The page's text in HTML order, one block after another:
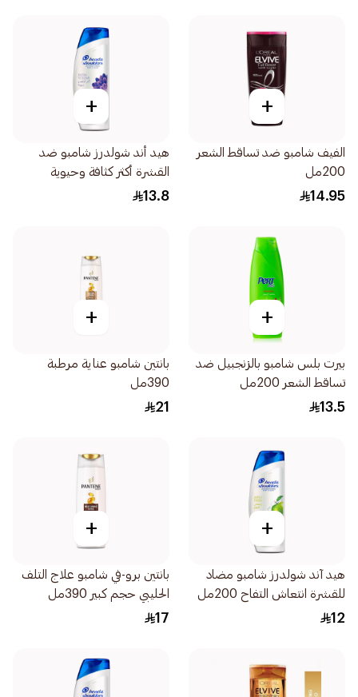
+
الفيف شامبو ضد تساقط الشعر
200مل
14.95
+
هيد أند شولدرز شامبو ضد
القشرة أكثر كثافة وحيوية
200مل
13.8
+
بيرت بلس شامبو بالزنجبيل ضد
تساقط الشعر 200مل
13.5
+
بانتين شامبو عناية مرطبة
390مل
21
+
هيد آند شولدرز شامبو مضاد
للقشرة انتعاش التفاح 200مل
12
+
بانتين برو-في شامبو علاج التلف
الحليبي حجم كبير 390مل
17